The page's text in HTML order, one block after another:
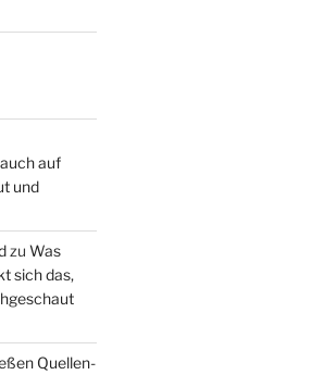
auf
und
zu Was
sich das,
Quellen-